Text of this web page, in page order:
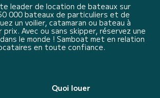
leader de location de bateaux sur
000 bateaux de particuliers et de
un voilier, catamaran ou bateau à
prix. Avec ou sans skipper, réservez une
le monde ! Samboat met en relation
en toute confiance.
Quoi louer